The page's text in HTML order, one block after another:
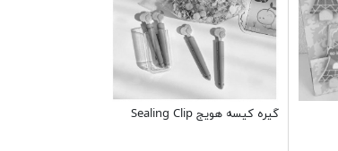
گیره کیسه هویج Sealing Clip